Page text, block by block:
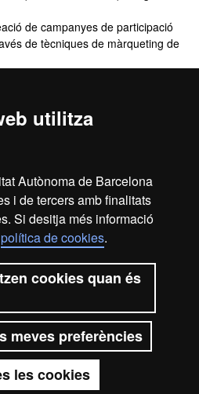
utilitza
Autònoma de Barcelona
i de tercers amb finalitats
Si desitja més informació
política de cookies.
cookies quan és
meves preferències
les cookies
de campanyes de participació
de tècniques de màrqueting de
manera adequada per ser capaç de
i llarg terminis.
Política i Institucional
Protecció de dades
Autònoma de